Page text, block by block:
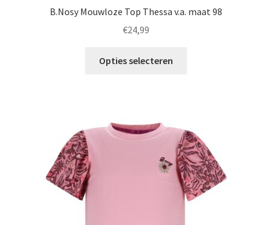
B.Nosy Mouwloze Top Thessa v.a. maat 98
€24,99
Opties selecteren
Deze
optie
kan
gekozen
worden
op